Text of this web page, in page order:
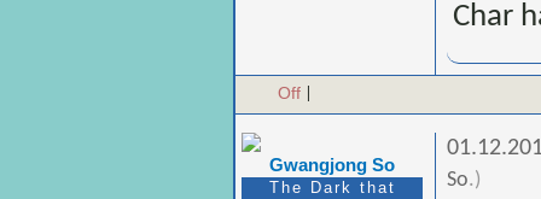
Char
Off
Gwangjong So
The Dark that
So. )